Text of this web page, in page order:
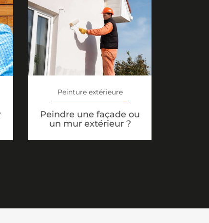
Peinture extérieure
Peindre une façade ou
un mur extérieur ?